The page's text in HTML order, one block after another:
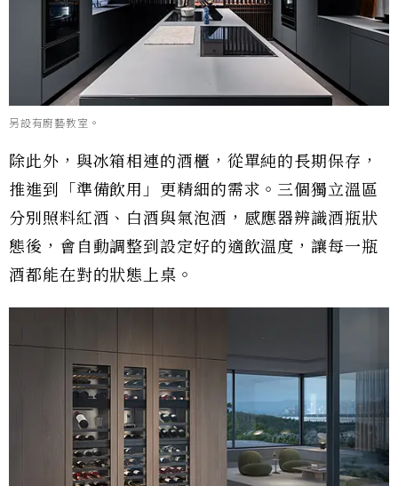
另設有廚藝教室。
除此外，與冰箱相連的酒櫃，從單純的長期保存，
推進到「準備飲用」更精細的需求。三個獨立溫區
分別照料紅酒、白酒與氣泡酒，感應器辨識酒瓶狀
態後，會自動調整到設定好的適飲溫度，讓每一瓶
酒都能在對的狀態上桌。